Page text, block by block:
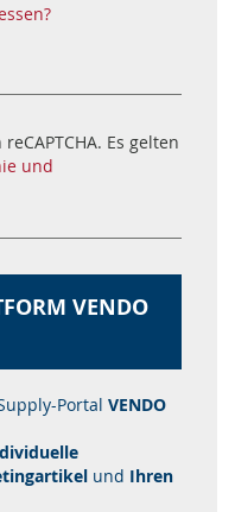
Es gelten
und
VENDO
Portal VENDO
und Ihren